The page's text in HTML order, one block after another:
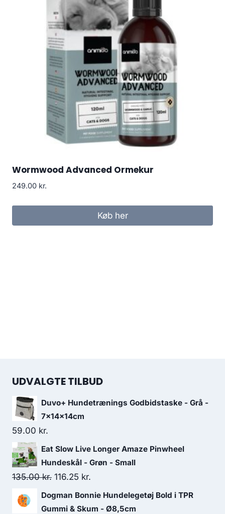
Wormwood Advanced Ormekur
249.00 kr.
Køb her
UDVALGTE TILBUD
Duvo+ Hundetrænings Godbidstaske - Grå -
7x14x14cm
59.00 kr.
Eat Slow Live Longer Amaze Pinwheel
Hundeskål - Grøn - Small
135.00kr. Den
oprindelige
pris
116.25 kr.
aktuelle
pris
Dogman Bonnie Hundelegetøj Bold i TPR
Gummi & Skum - Ø8,5cm